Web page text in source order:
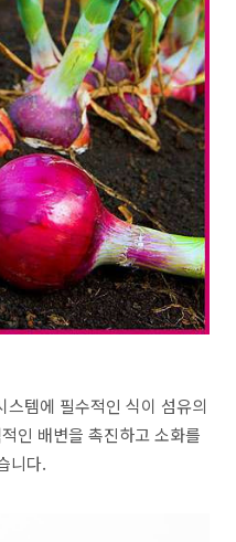
템에 필수적인 식이 섬유의
인 배변을 촉진하고 소화를
니다.